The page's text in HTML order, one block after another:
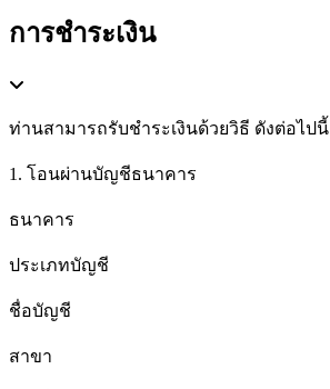
การชำระเงิน
ท่านสามารถรับชำระเงินด้วยวิธี ดังต่อไปนี้
1. โอนผ่านบัญชีธนาคาร
ธนาคาร
ประเภทบัญชี
ชื่อบัญชี
สาขา